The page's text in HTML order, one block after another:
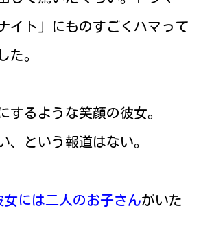
イト」にものすごくハマって
た。
するような笑顔の彼女。
、という報道はない。
には二人のお子さんがいた